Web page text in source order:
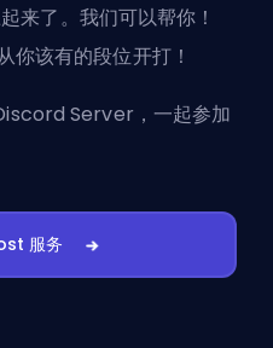
来了。我们可以帮你！
你该有的段位开打！
Server ，一起参加
服务